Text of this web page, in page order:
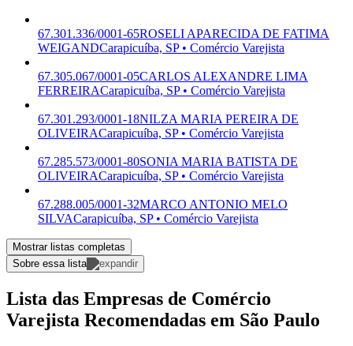
67.301.336/0001-65ROSELI APARECIDA DE FATIMA
WEIGANDCarapicuíba, SP • Comércio Varejista
67.305.067/0001-05CARLOS ALEXANDRE LIMA
FERREIRACarapicuíba, SP • Comércio Varejista
67.301.293/0001-18NILZA MARIA PEREIRA DE
OLIVEIRACarapicuíba, SP • Comércio Varejista
67.285.573/0001-80SONIA MARIA BATISTA DE
OLIVEIRACarapicuíba, SP • Comércio Varejista
67.288.005/0001-32MARCO ANTONIO MELO
SILVACarapicuíba, SP • Comércio Varejista
Mostrar listas completas
Sobre essa lista
Lista das Empresas de Comércio
Varejista Recomendadas em São Paulo